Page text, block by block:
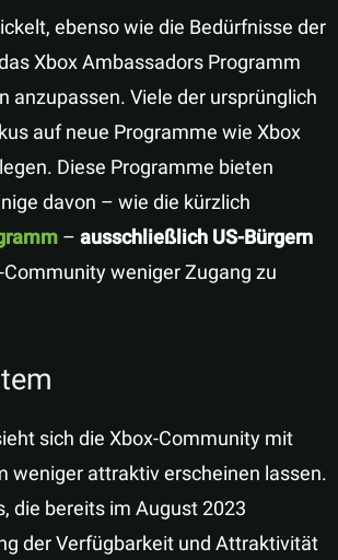
ebenso wie die Bedürfnisse der
Xbox Ambassadors Programm
anzupassen. Viele der ursprünglich
auf neue Programme wie Xbox
Diese Programme bieten
davon – wie die kürzlich
–ausschließlich US-Bürgern
weniger Zugang zu
sich die Xbox-Community mit
weniger attraktiv erscheinen lassen.
die bereits im August 2023
der Verfügbarkeit und Attraktivität